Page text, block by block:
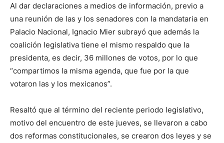
Al dar declaraciones a medios de información, previo a
una reunión de las y los senadores con la mandataria en
Palacio Nacional, Ignacio Mier subrayó que además la
coalición legislativa tiene el mismo respaldo que la
presidenta, es decir, 36 millones de votos, por lo que
“compartimos la misma agenda, que fue por la que
votaron las y los mexicanos”.
Resaltó que al término del reciente periodo legislativo,
motivo del encuentro de este jueves, se llevaron a cabo
dos reformas constitucionales, se crearon dos leyes y se